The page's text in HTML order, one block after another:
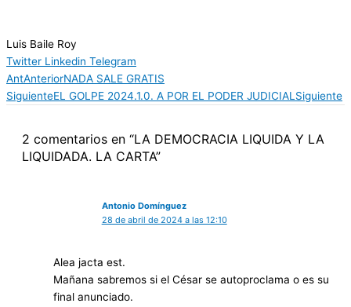
Luis Baile Roy
Twitter Linkedin Telegram
AntAnteriorNADA SALE GRATIS
SiguienteEL GOLPE 2024.1.0. A POR EL PODER JUDICIAL Siguiente
2 comentarios en “LA DEMOCRACIA LIQUIDA Y LA
LIQUIDADA. LA CARTA”
Antonio Domínguez
28 de abril de 2024 a las 12:10
Alea jacta est.
Mañana sabremos si el César se autoproclama o es su
final anunciado.